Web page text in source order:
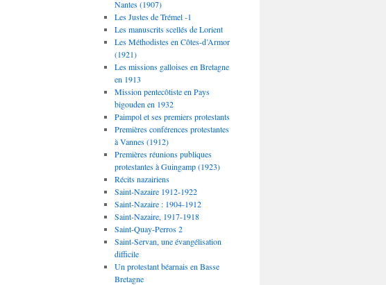
Nantes (1907)
Les Justes de Trémel -1
Les manuscrits scellés de Lorient
Les Méthodistes en Côtes-d’Armor
(1921)
Les missions galloises en Bretagne
en 1913
Mission pentecôtiste en Pays
bigouden en 1932
Paimpol et ses premiers protestants
Premières conférences protestantes
à Vannes (1912)
Premières réunions publiques
protestantes à Guingamp (1923)
Récits nazairiens
Saint-Nazaire 1912-1922
Saint-Nazaire : 1904-1912
Saint-Nazaire, 1917-1918
Saint-Quay-Perros 2
Saint-Servan, une évangélisation
difficile
Un protestant béarnais en Basse
Bretagne